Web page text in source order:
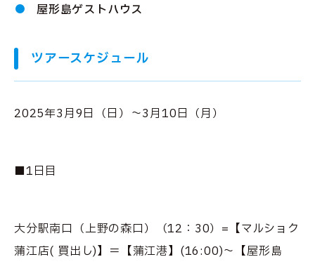
屋形島ゲストハウス
ツアースケジュール
2025年3月9日（日）～3月10日（月）
■1日目
大分駅南口（上野の森口）（12：30）=【マルショク
蒲江店( 買出し)】＝【蒲江港】(16:00)～【屋形島